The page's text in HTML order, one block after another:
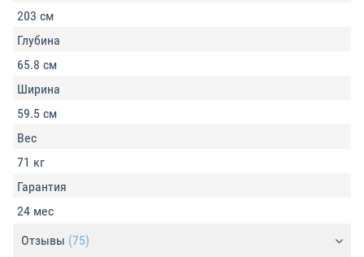
203 см
Глубина
65.8 см
Ширина
59.5 см
Вес
71 кг
Гарантия
24 мес
Отзывы (75)